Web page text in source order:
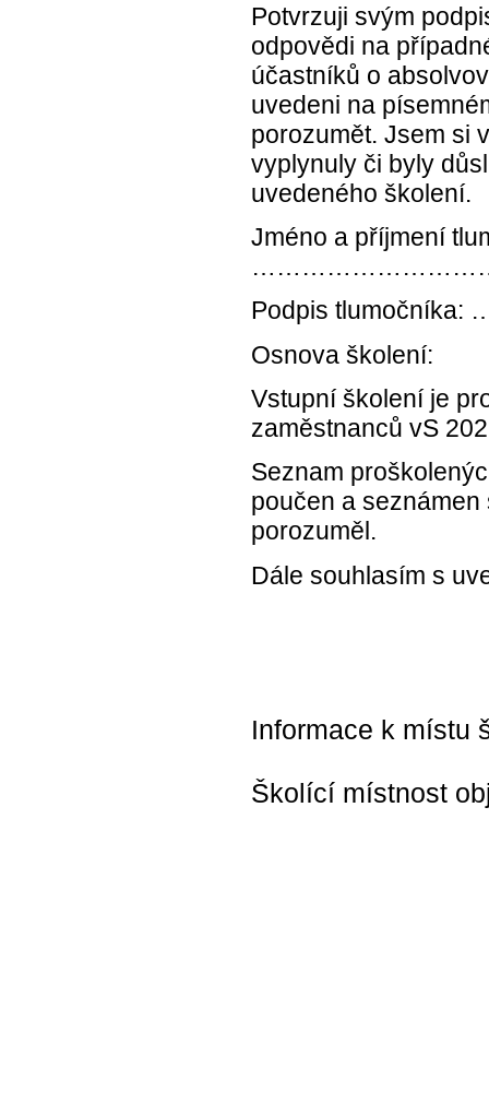
Potvrzuji svým
odpovědi na
účastníků o
uvedeni na
porozumět. Jsem si
vyplynuly či byly
uvedeného školení.
Jméno a příjmení
Podpis
Osnova školení:
Vstupní školení je
zaměstnanců vS
Seznam
poučen a
porozuměl.
Dále souhlasím s
Informace k místu
Školící místnost